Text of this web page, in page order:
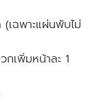
ฉพาะแผ่นพับไม่
กเพิ่มหน้าละ 1